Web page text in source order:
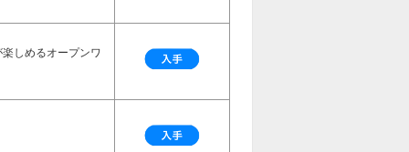
しめるオープンワ